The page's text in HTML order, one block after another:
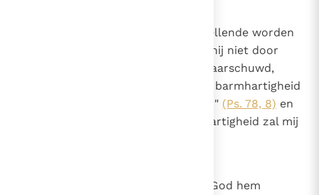
Geen ellendig mens kan uit zijn ellende worden
bevrijd, hoe groot die ook is, als hij niet door
Gods barmhartigheid wordt gewaarschuwd,
zoals de Psalmist zegt: "Laat uw barmhartigheid
mij snel tegemoet komen, o Heer" (Ps. 78, 8) en
nogmaals: "Mijn God, zijn barmhartigheid zal mij
Vergeleken met de staat waarin God hem